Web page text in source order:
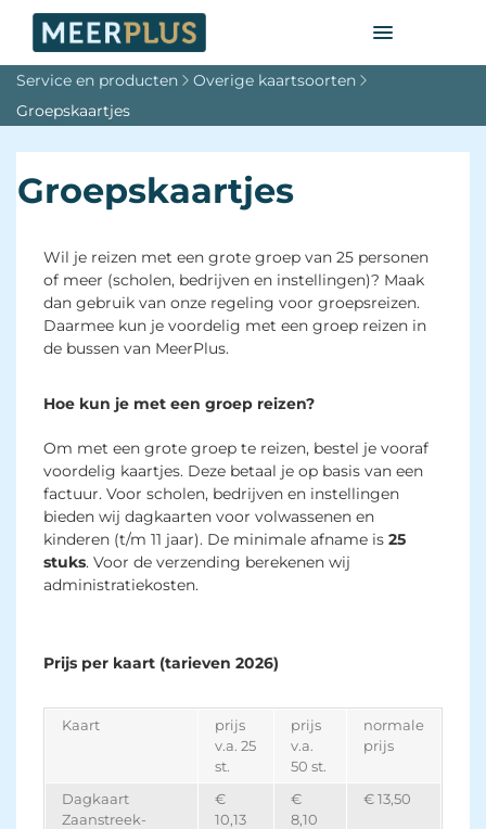
Service en producten
Overige kaartsoorten
Groepskaartjes
Groepskaartjes
Wil je reizen met een grote groep van 25 personen
of meer (scholen, bedrijven en instellingen)? Maak
dan gebruik van onze regeling voor groepsreizen.
Daarmee kun je voordelig met een groep reizen in
de bussen van MeerPlus.
Hoe kun je met een groep reizen?
Om met een grote groep te reizen, bestel je vooraf
voordelig kaartjes. Deze betaal je op basis van een
factuur. Voor scholen, bedrijven en instellingen
bieden wij dagkaarten voor volwassenen en
kinderen (t/m 11 jaar). De minimale afname is 25
stuks. Voor de verzending berekenen wij
administratiekosten.
Prijs per kaart (tarieven 2026)
Kaart
prijs
v.a. 25
st.
prijs
v.a.
50 st.
normale
prijs
Dagkaart
Zaanstreek-
€
10,13
€
8,10
€ 13,50